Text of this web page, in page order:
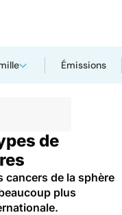
Émissions
de
cancers de la sphère
plus